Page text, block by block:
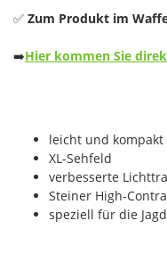
✅ Zum Produkt im
➡️Hier kommen Sie
leicht und kompakt
XL-Sehfeld
verbesserte
Steiner High-
speziell für die